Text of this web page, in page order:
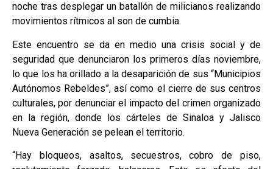
noche tras desplegar un batallón de milicianos realizando
movimientos rítmicos al son de cumbia.
Este encuentro se da en medio una crisis social y de
seguridad que denunciaron los primeros días noviembre,
lo que los ha orillado a la desaparición de sus “Municipios
Autónomos Rebeldes”, así como el cierre de sus centros
culturales, por denunciar el impacto del crimen organizado
en la región, donde los cárteles de Sinaloa y Jalisco
Nueva Generación se pelean el territorio.
“Hay bloqueos, asaltos, secuestros, cobro de piso,